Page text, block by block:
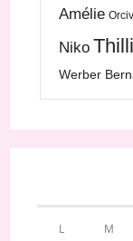
Amélie
Niko
Werber
L M